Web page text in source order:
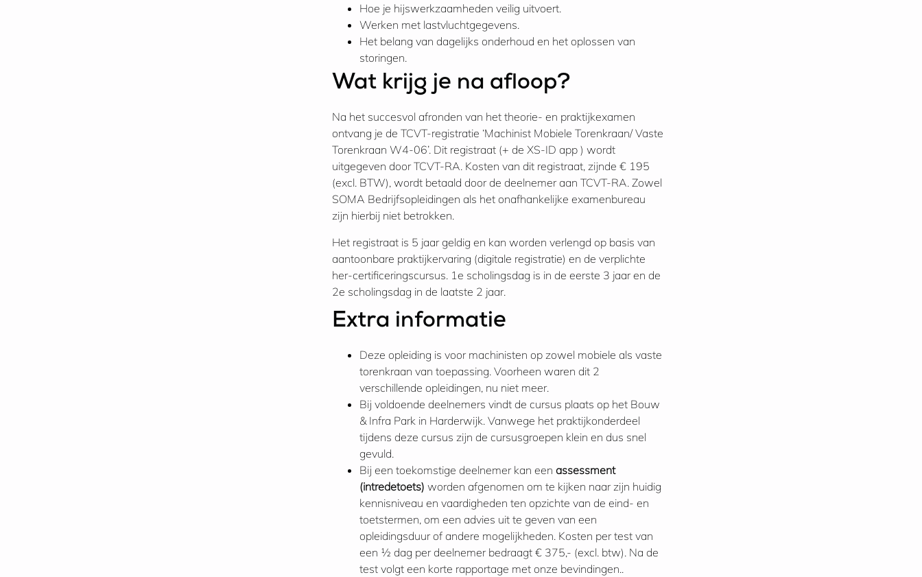
Hoe je hijswerkzaamheden veilig uitvoert.
Werken met lastvluchtgegevens.
Het belang van dagelijks onderhoud en het oplossen van
storingen.
Wat krijg je na afloop?
Na het succesvol afronden van het theorie- en praktijkexamen
ontvang je de TCVT-registratie ‘Machinist Mobiele Torenkraan/ Vaste
Torenkraan W4-06’. Dit registraat (+ de XS-ID app ) wordt
uitgegeven door TCVT-RA. Kosten van dit registraat, zijnde € 195
(excl. BTW), wordt betaald door de deelnemer aan TCVT-RA. Zowel
SOMA Bedrijfsopleidingen als het onafhankelijke examenbureau
zijn hierbij niet betrokken.
Het registraat is 5 jaar geldig en kan worden verlengd op basis van
aantoonbare praktijkervaring (digitale registratie) en de verplichte
her-certificeringscursus. 1e scholingsdag is in de eerste 3 jaar en de
2e scholingsdag in de laatste 2 jaar.
Extra informatie
Deze opleiding is voor machinisten op zowel mobiele als vaste
torenkraan van toepassing. Voorheen waren dit 2
verschillende opleidingen, nu niet meer.
Bij voldoende deelnemers vindt de cursus plaats op het Bouw
& Infra Park in Harderwijk. Vanwege het praktijkonderdeel
tijdens deze cursus zijn de cursusgroepen klein en dus snel
gevuld.
Bij een toekomstige deelnemer kan een assessment
(intredetoets) worden afgenomen om te kijken naar zijn huidig
kennisniveau en vaardigheden ten opzichte van de eind- en
toetstermen, om een advies uit te geven van een
opleidingsduur of andere mogelijkheden. Kosten per test van
een ½ dag per deelnemer bedraagt € 375,- (excl. btw). Na de
test volgt een korte rapportage met onze bevindingen..